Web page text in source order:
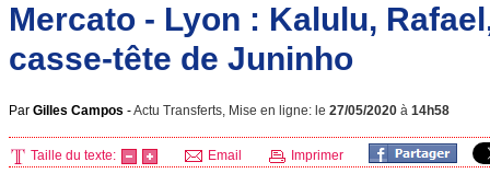
Mercato - Lyon : Kalulu,
casse-tête de Juninho
Par Gilles Campos -Actu Transferts, Mise en ligne: le 27/05/2020 à 14h58
Taille du texte: Email Imprimer